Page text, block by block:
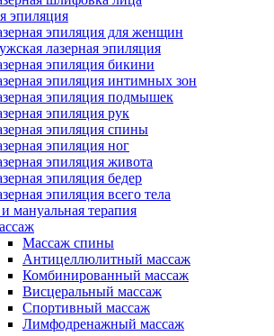
эпиляция
эпиляция для женщин
лазерная эпиляция
эпиляция бикини
эпиляция интимных зон
эпиляция подмышек
эпиляция рук
эпиляция спины
эпиляция ног
эпиляция живота
эпиляция бедер
эпиляция всего тела
мануальная терапия
Массаж спины
Антицеллюлитный массаж
Комбинированный массаж
Висцеральный массаж
Спортивный массаж
Лимфодренажный массаж